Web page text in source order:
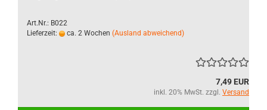
Art.Nr.: B022
Lieferzeit:
ca. 2 Wochen (Ausland abweichend)
7,49 EUR
inkl. 20% MwSt. zzgl. Versand